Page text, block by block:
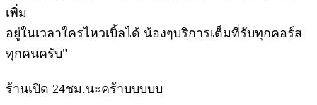
เพิ่ม
อยู่ในเวลาใครไหวเบิ้ลได้ น้องๆบริการเต็มที่รับทุกคอร์ส
ทุกคนครับ"
ร้านเปิด 24ชม.นะคร้าบบบบบ